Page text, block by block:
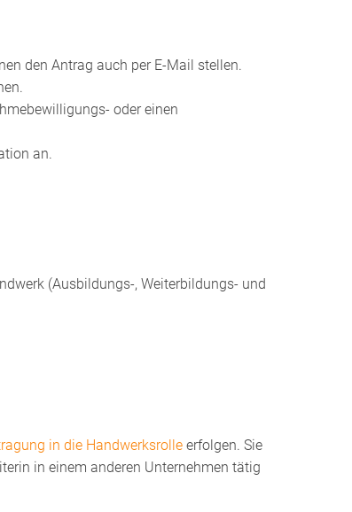
den Antrag auch per E-Mail stellen.
oder einen
an.
(Ausbildungs-, Weiterbildungs- und
in die Handwerksrolle erfolgen. Sie
in einem anderen Unternehmen tätig